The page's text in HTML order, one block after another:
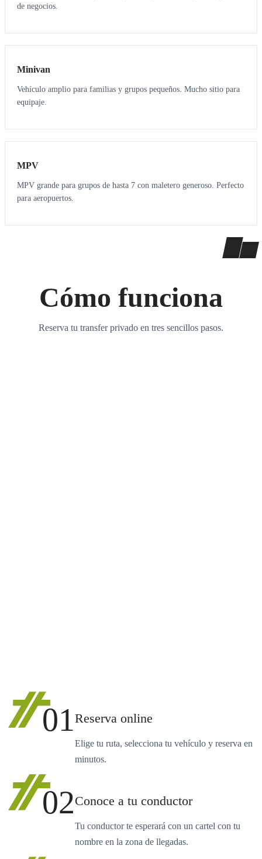
de negocios.
6 5
Minivan
Vehículo amplio para familias y grupos pequeños. Mucho sitio para
equipaje.
7 7
MPV
MPV grande para grupos de hasta 7 con maletero generoso. Perfecto
para aeropuertos.
Cómo funciona
Reserva tu transfer privado en tres sencillos pasos.
01Reserva online
Elige tu ruta, selecciona tu vehículo y reserva en
minutos.
02Conoce a tu conductor
Tu conductor te esperará con un cartel con tu
nombre en la zona de llegadas.